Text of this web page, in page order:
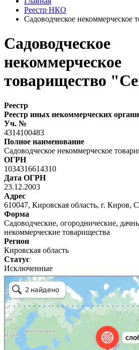
Реестр НКО
Садоводческое некоммерческое
Садоводческое
некоммерческое
товарищество
Реестр
Реестр иных некоммерческих
Уч. №
4314100483
Полное наименование
Садоводческое некоммерческое
ОГРН
1034316614310
Дата ОГРН
23.12.2003
Адрес
610047, Кировская область, г. Киров,
Форма
Садоводческие, огороднические,
некоммерческие товарищества
Регион
Кировская область
Статус
Исключенные